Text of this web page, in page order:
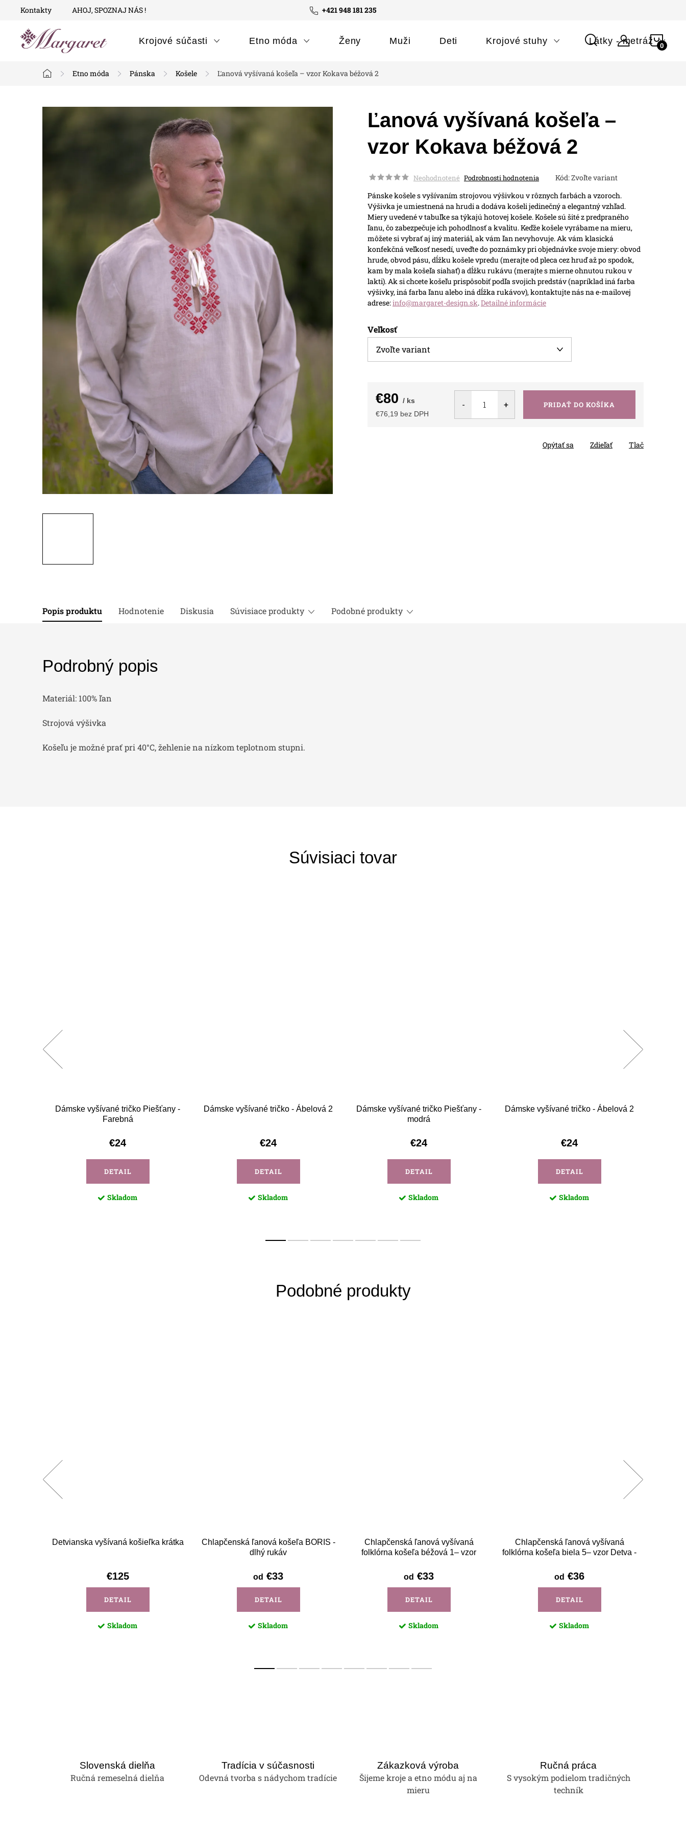
Prejsť
+421 948 181 235
Kontakty AHOJ, SPOZNAJ NÁS !
Krojové súčasti Etno móda Ženy Muži Deti Krojové stuhy Látky - metráž
Domov
Etno móda Pánska Košele Ľanová vyšívaná košeľa – vzor Kokava béžová 2
Ľanová vyšívaná košeľa –
vzor Kokava béžová 2
Neohodnotené Podrobnosti hodnotenia Kód:Zvoľte variant
Pánske košele s vyšívaním strojovou výšivkou v rôznych farbách a vzoroch.
Výšivka je umiestnená na hrudi a dodáva košeli jedinečný a elegantný vzhľad.
Miery uvedené v tabuľke sa týkajú hotovej košele.Košele sú šité z predpraného
ľanu, čo zabezpečuje ich pohodlnosť a kvalitu.Keďže košele vyrábame na mieru,
môžete si vybrať aj iný materiál, ak vám ľan nevyhovuje. Ak vám klasická
konfekčná veľkosť nesedí, uveďte do poznámky pri objednávke svoje miery: obvod
hrude, obvod pásu, dĺžku košele vpredu (merajte od pleca cez hruď až po spodok,
kam by mala košeľa siahať) a dĺžku rukávu (merajte s mierne ohnutou rukou v
lakti). Ak si chcete košeľu prispôsobiť podľa svojich predstáv (napríklad iná farba
výšivky, iná farba ľanu alebo iná dĺžka rukávov), kontaktujte nás na e-mailovej
adrese:info@margaret-design.sk.Detailné informácie
Veľkosť
€80 / ks
€76,19 bez DPH
PRIDAŤ DO KOŠÍKA
Tlač
Opýtať sa Zdieľať
Popis produktu Hodnotenie Diskusia Súvisiace produkty Podobné produkty
Podrobný popis
Materiál: 100% ľan
Strojová výšivka
Košeľu je možné prať pri 40°C, žehlenie na nízkom teplotnom stupni.
Súvisiaci tovar
Dámske vyšívané tričko Piešťany -
Farebná
€24
DETAIL
Skladom
Dámske vyšívané tričko - Ábelová 2
€24
DETAIL
Skladom
Dámske vyšívané tričko Piešťany -
modrá
€24
DETAIL
Skladom
Dámske vyšívané tričko - Ábelová 2
€24
DETAIL
Skladom
Detvianska vyšívaná košieľka krátka
€125
DETAIL
Skladom
Chlapčenská ľanová košeľa BORIS -
dlhý rukáv
od €33
DETAIL
Skladom
Chlapčenská ľanová vyšívaná
folklórna košeľa béžová 1– vzor
od €33
DETAIL
Skladom
Chlapčenská ľanová vyšívaná
folklórna košeľa biela 5– vzor Detva -
od €36
DETAIL
Skladom
Slovenská dielňa
Ručná remeselná dielňa
Tradícia v súčasnosti
Odevná tvorba s nádychom tradície
Zákazková výroba
Šijeme kroje a etno módu aj na
mieru
Ručná práca
S vysokým podielom tradičných
techník